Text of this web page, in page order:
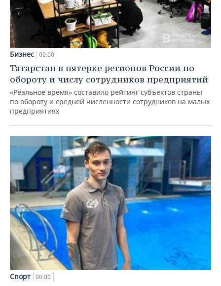
Бизнес 00:00
Татарстан в пятерке регионов России по
обороту и числу сотрудников предприятий
«Реальное время» составило рейтинг субъектов страны
по обороту и средней численности сотрудников на малых
предприятиях
Спорт 00:00